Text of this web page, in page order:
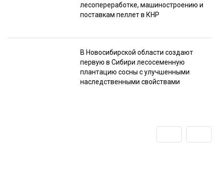
лесопереработке, машиностроению и
поставкам пеллет в КНР
В Новосибирской области создают
первую в Сибири лесосеменную
плантацию сосны с улучшенными
наследственными свойствами